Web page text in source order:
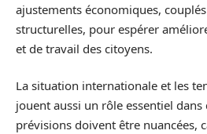
ajustements économiques,
structurelles, pour espérer
et de travail des citoyens.
La situation internationale et les
jouent aussi un rôle essentiel
prévisions doivent être nuancées,